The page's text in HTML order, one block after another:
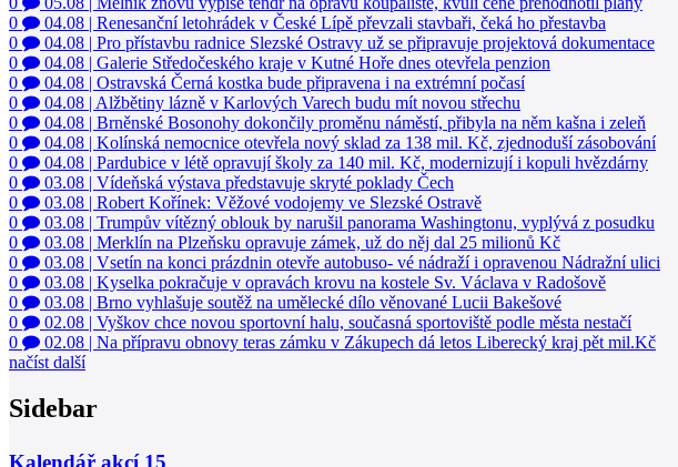
0
04.08 | Ostravská Černá kostka bude připravena i na extrémní počasí
0
04.08 | Alžbětiny lázně v Karlových Varech budu mít novou střechu
0
04.08 | Brněnské Bosonohy dokončily proměnu náměstí, přibyla na něm kašna i zeleň
0
04.08 | Kolínská nemocnice otevřela nový sklad za 138 mil. Kč, zjednoduší zásobování
0
04.08 | Pardubice v létě opravují školy za 140 mil. Kč, modernizují i kopuli hvězdárny
0
03.08 | Vídeňská výstava představuje skryté poklady Čech
0
03.08 | Robert Kořínek: Věžové vodojemy ve Slezské Ostravě
0
03.08 | Trumpův vítězný oblouk by narušil panorama Washingtonu, vyplývá z posudku
0
03.08 | Merklín na Plzeňsku opravuje zámek, už do něj dal 25 milionů Kč
0
03.08 | Vsetín na konci prázdnin otevře autobuso- vé nádraží i opravenou Nádražní ulici
0
03.08 | Kyselka pokračuje v opravách krovu na kostele Sv. Václava v Radošově
0
03.08 | Brno vyhlašuje soutěž na umělecké dílo věnované Lucii Bakešové
0
02.08 | Vyškov chce novou sportovní halu, současná sportoviště podle města nestačí
0
02.08 | Na přípravu obnovy teras zámku v Zákupech dá letos Liberecký kraj pět mil.Kč
načíst další
Sidebar
Kalendář akcí